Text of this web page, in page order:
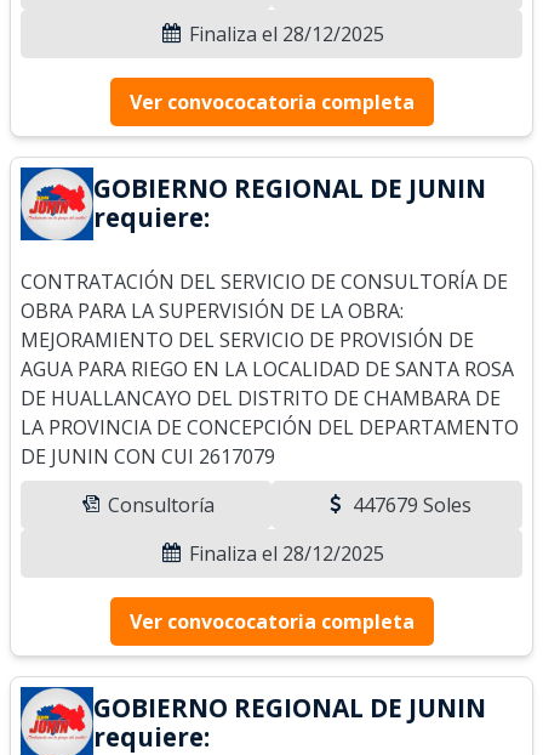
Finaliza el 28/12/2025
Ver convococatoria completa
GOBIERNO REGIONAL DE JUNIN
requiere:
CONTRATACIÓN DEL SERVICIO DE CONSULTORÍA DE
OBRA PARA LA SUPERVISIÓN DE LA OBRA:
MEJORAMIENTO DEL SERVICIO DE PROVISIÓN DE
AGUA PARA RIEGO EN LA LOCALIDAD DE SANTA ROSA
DE HUALLANCAYO DEL DISTRITO DE CHAMBARA DE
LA PROVINCIA DE CONCEPCIÓN DEL DEPARTAMENTO
DE JUNIN CON CUI 2617079
Consultoría
447679 Soles
Finaliza el 28/12/2025
Ver convococatoria completa
GOBIERNO REGIONAL DE JUNIN
requiere: